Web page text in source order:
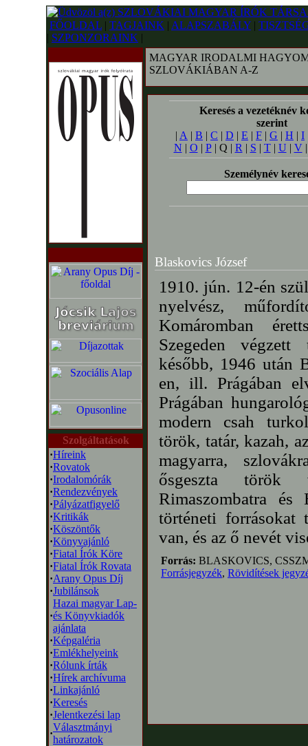
FŐOLDAL | TAGJAINK | ALAPSZABÁLY |
| SZPONZORAINK |
Szolgáltatások
·Híreink
·Rovatok
·Irodalomórák
·Rendezvények
·Pályázatfigyelő
·Kritikák
·Köszöntők
·Könyvajánló
·Fiatal Írók Köre
·Fiatal Írók Rovata
·Arany Opus Díj
·Jubilánsok
·
Hazai magyar Lap-
és Könyvkiadók
ajánlata
·Képgaléria
·Emlékhelyeink
·Rólunk írták
·Hírek archívuma
·Linkajánló
·Keresés
·Jelentkezési lap
·
Választmányi
határozatok
MAGYAR IRODALMI
SZLOVÁKIÁBAN A-Z
Keresés a vezetéknév
szerint
| A | B | C | D | E | F | G | H | I
N | O | P| Q | R | S | T| U | V
Személynév
Blaskovics József
1910. jún. 12-én
nyelvész,
Komáromban
Szegeden végzett
később, 1946 után
en, ill. Prágában
Prágában
modern csah
török, tatár, kazah,
magyarra,
ősgeszta török
Rimaszombatra
történeti forrásokat
van, és az ő nevét
Forrás: BLASKOVICS,
Forrásjegyzék, Rövidítések